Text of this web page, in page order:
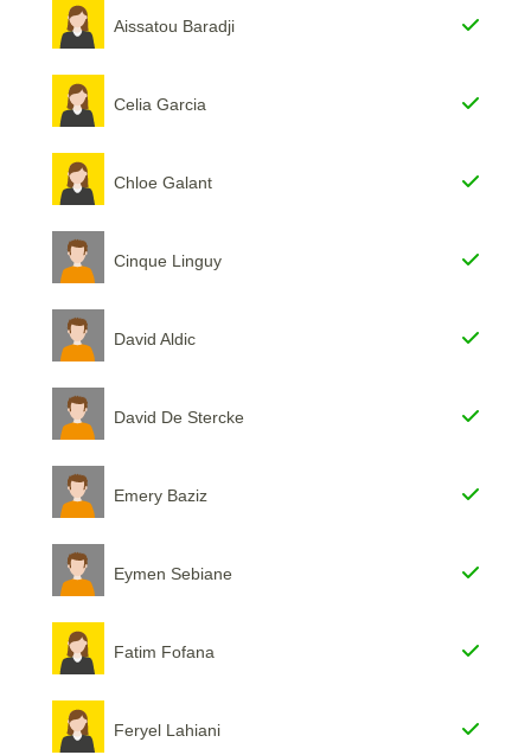
Aissatou Baradji
Celia Garcia
Chloe Galant
Cinque Linguy
David Aldic
David De Stercke
Emery Baziz
Eymen Sebiane
Fatim Fofana
Feryel Lahiani